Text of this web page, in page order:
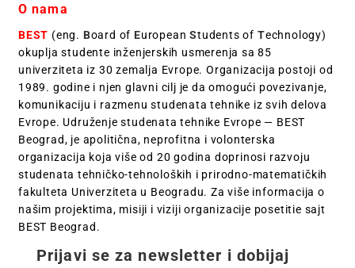
O nama
BEST (eng. Board of EuropeanStudents of Technology)
okuplja studente inženjerskih usmerenja sa 85
univerziteta iz 30 zemalja Evrope. Organizacija postoji od
1989. godine i njen glavni cilj je da omogući povezivanje,
komunikaciju i razmenu studenata tehnike iz svih delova
Evrope. Udruženje studenata tehnike Evrope — BEST
Beograd, je apolitična, neprofitna i volonterska
organizacija koja više od 20 godina doprinosi razvoju
studenata tehničko-tehnoloških i prirodno-matematičkih
fakulteta Univerziteta u Beogradu. Za više informacija o
našim projektima, misiji i viziji organizacije posetitie sajt
BEST Beograd.
Prijavi se za newsletter i dobijaj